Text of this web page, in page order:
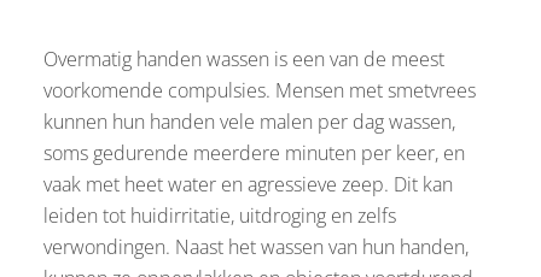
Overmatig handen wassen is een van de meest
voorkomende compulsies. Mensen met smetvrees
kunnen hun handen vele malen per dag wassen,
soms gedurende meerdere minuten per keer, en
vaak met heet water en agressieve zeep. Dit kan
leiden tot huidirritatie, uitdroging en zelfs
verwondingen. Naast het wassen van hun handen,